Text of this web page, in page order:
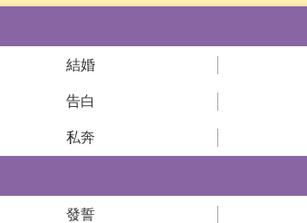
結婚
告白
私奔
發誓